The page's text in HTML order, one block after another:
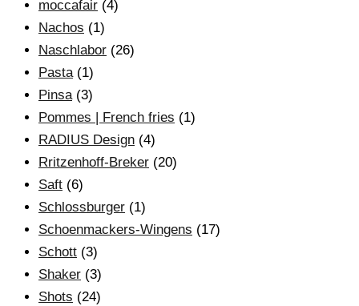
moccafair (4)
Nachos (1)
Naschlabor (26)
Pasta (1)
Pinsa (3)
Pommes | French fries (1)
RADIUS Design (4)
Rritzenhoff-Breker (20)
Saft (6)
Schlossburger (1)
Schoenmackers-Wingens (17)
Schott (3)
Shaker (3)
Shots (24)